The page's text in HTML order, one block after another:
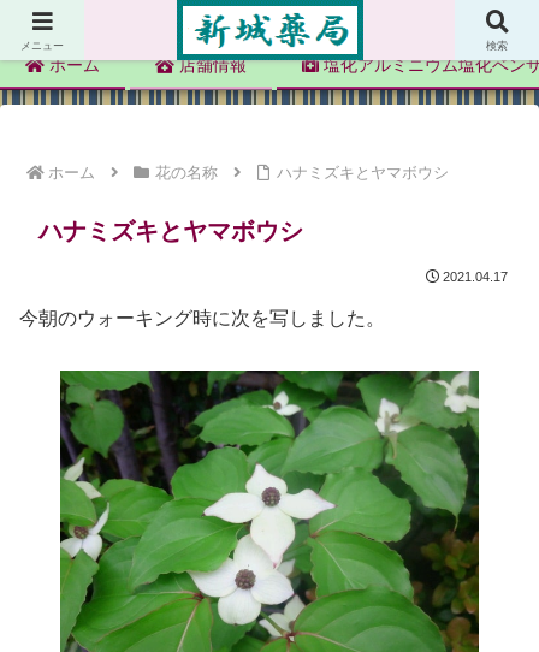
新城薬局
ホーム 店舗情報 塩化アルミニウム塩化ベン
ホーム 花の名称 ハナミズキとヤマボウシ
ハナミズキとヤマボウシ
2021.04.17
今朝のウォーキング時に次を写しました。
メニュー 検索